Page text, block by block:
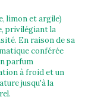
limon et argile)
privilégiant la
En raison de sa
conférée
parfum
à froid et un
jusqu'à la